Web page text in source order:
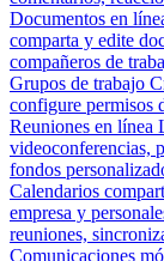
Documentos en
comparta y edite
compañeros de
Grupos de trabajo
configure permisos
Reuniones en línea
videoconferencias,
fondos
Calendarios
empresa y
reuniones,
Comunicaciones